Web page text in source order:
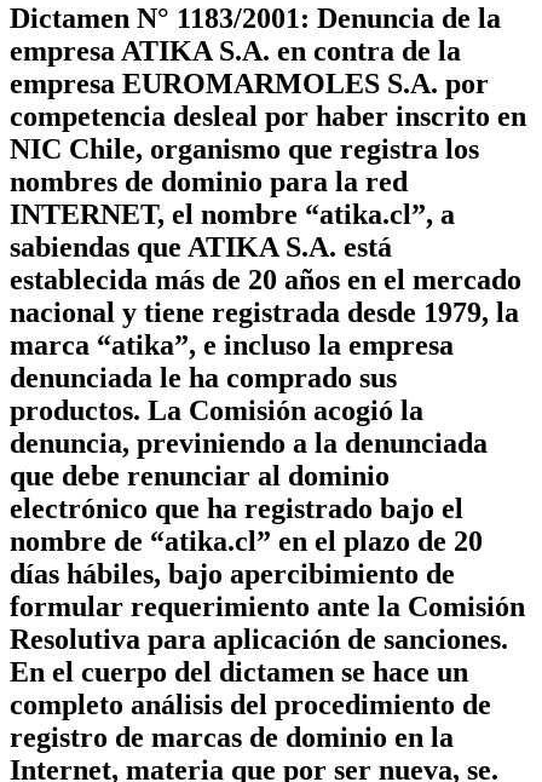
Dictamen N° 1183/2001: Denuncia de la
empresa ATIKA S.A. en contra de la
empresa EUROMARMOLES S.A. por
competencia desleal por haber inscrito en
NIC Chile, organismo que registra los
nombres de dominio para la red
INTERNET, el nombre “atika.cl”, a
sabiendas que ATIKA S.A. está
establecida más de 20 años en el mercado
nacional y tiene registrada desde 1979, la
marca “atika”, e incluso la empresa
denunciada le ha comprado sus
productos. La Comisión acogió la
denuncia, previniendo a la denunciada
que debe renunciar al dominio
electrónico que ha registrado bajo el
nombre de “atika.cl” en el plazo de 20
días hábiles, bajo apercibimiento de
formular requerimiento ante la Comisión
Resolutiva para aplicación de sanciones.
En el cuerpo del dictamen se hace un
completo análisis del procedimiento de
registro de marcas de dominio en la
Internet, materia que por ser nueva, se.